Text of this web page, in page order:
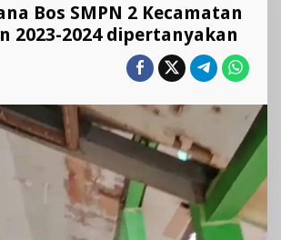
Bos
SMPN
2
2023-
2024
dipertanyakan
Bos SMPN 2 Kecamatan
2023-2024 dipertanyakan